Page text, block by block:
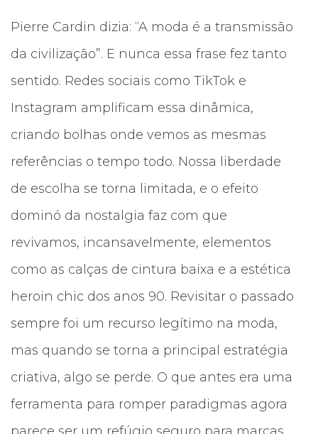
Pierre Cardin dizia: “A moda é a transmissão
da civilização”. E nunca essa frase fez tanto
sentido. Redes sociais como TikTok e
Instagram amplificam essa dinâmica,
criando bolhas onde vemos as mesmas
referências o tempo todo. Nossa liberdade
de escolha se torna limitada, e o efeito
dominó da nostalgia faz com que
revivamos, incansavelmente, elementos
como as calças de cintura baixa e a estética
heroin chic dos anos 90. Revisitar o passado
sempre foi um recurso legítimo na moda,
mas quando se torna a principal estratégia
criativa, algo se perde. O que antes era uma
ferramenta para romper paradigmas agora